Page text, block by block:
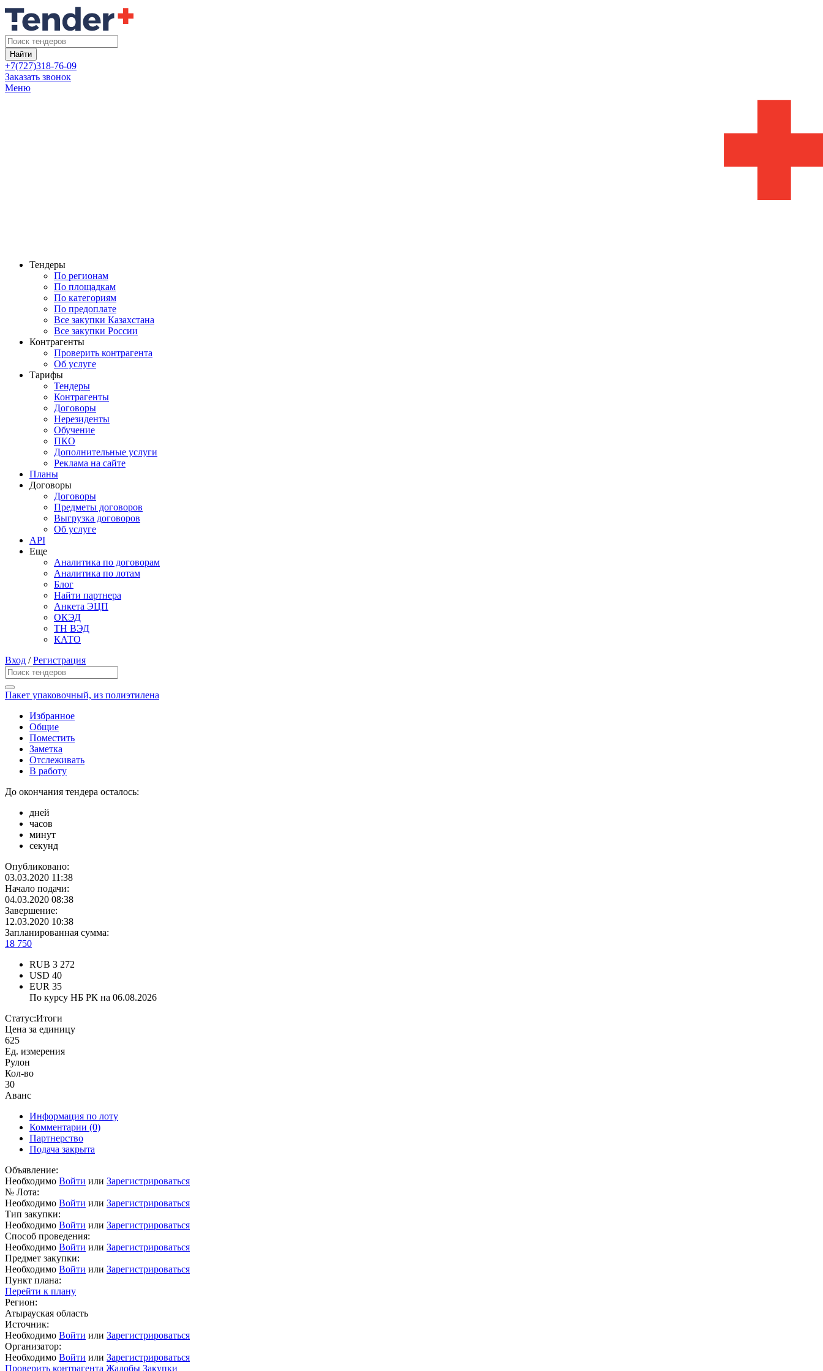
Найти
+7(727)318-76-09
Заказать звонок
Меню
Тендеры
По регионам
По площадкам
По категориям
По предоплате
Все закупки Казахстана
Все закупки России
Контрагенты
Проверить контрагента
Об услуге
Тарифы
Тендеры
Контрагенты
Договоры
Нерезиденты
Обучение
ПКО
Дополнительные услуги
Реклама на сайте
Планы
Договоры
Договоры
Предметы договоров
Выгрузка договоров
Об услуге
API
Еще
Аналитика по договорам
Аналитика по лотам
Блог
Найти партнера
Анкета ЭЦП
ОКЭД
ТН ВЭД
КАТО
Вход /Регистрация
Пакет упаковочный, из полиэтилена
Избранное
Общие
Поместить
Заметка
Отслеживать
В работу
До окончания тендера осталось:
дней
часов
минут
секунд
Опубликовано:
03.03.2020 11:38
Начало подачи:
04.03.2020 08:38
Завершение:
12.03.2020 10:38
Запланированная сумма:
18 750
RUB 3 272
USD 40
EUR 35
По курсу НБ РК на 06.08.2026
Статус:Итоги
Цена за единицу
625
Ед. измерения
Рулон
Кол-во
30
Аванс
Информация по лоту
Комментарии (0)
Партнерство
Подача закрыта
Объявление:
Необходимо Войти или Зарегистрироваться
№ Лота:
Необходимо Войти или Зарегистрироваться
Тип закупки:
Необходимо Войти или Зарегистрироваться
Способ проведения:
Необходимо Войти или Зарегистрироваться
Предмет закупки:
Необходимо Войти или Зарегистрироваться
Пункт плана:
Перейти к плану
Регион:
Атырауская область
Источник:
Необходимо Войти или Зарегистрироваться
Организатор:
Необходимо Войти или Зарегистрироваться
Проверить контрагента Жалобы Закупки